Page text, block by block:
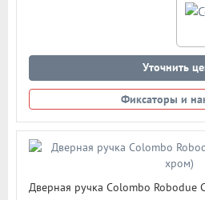
Уточнить
Фиксаторы и
Дверная ручка Colombo Robodue